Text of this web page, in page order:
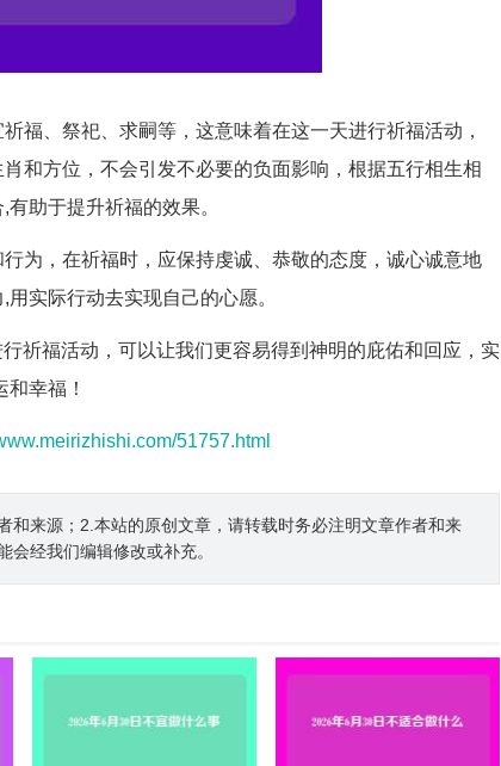
福、祭祀、求嗣等，这意味着在这一天进行祈福活动，
和方位，不会引发不必要的负面影响，根据五行相生相
助于提升祈福的效果。
为，在祈福时，应保持虔诚、恭敬的态度，诚心诚意地
实际行动去实现自己的心愿。
祈福活动，可以让我们更容易得到神明的庇佑和回应，实
幸福！
51757.html
和来源；2.本站的原创文章，请转载时务必注明文章作者和来
经我们编辑修改或补充。